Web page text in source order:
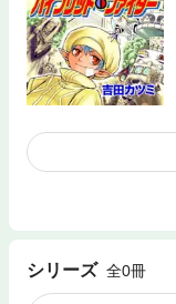
シリーズ 全0冊